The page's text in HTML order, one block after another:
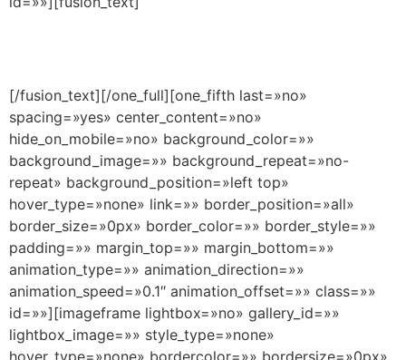
[/fusion_text][/one_full][one_fifth last=»no»
spacing=»yes» center_content=»no»
hide_on_mobile=»no» background_color=»»
background_image=»» background_repeat=»no-
repeat» background_position=»left top»
hover_type=»none» link=»» border_position=»all»
border_size=»0px» border_color=»» border_style=»»
padding=»» margin_top=»» margin_bottom=»»
animation_type=»» animation_direction=»»
animation_speed=»0.1″ animation_offset=»» class=»»
id=»»][imageframe lightbox=»no» gallery_id=»»
lightbox_image=»» style_type=»none»
hover_type=»none» bordercolor=»» bordersize=»0px»